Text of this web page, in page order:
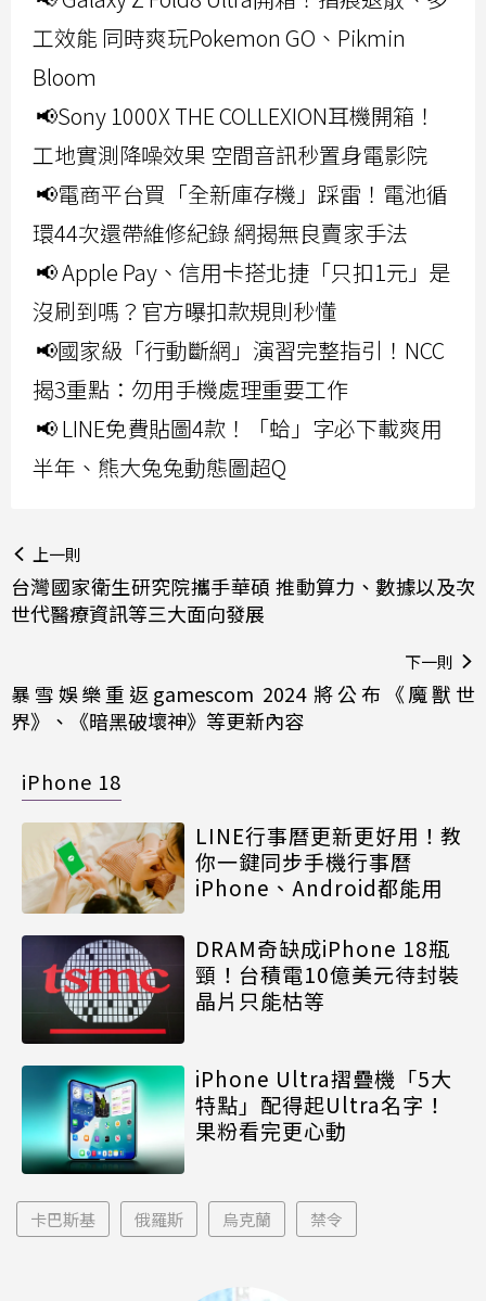
工效能 同時爽玩Pokemon GO、Pikmin
Bloom
📢Sony 1000X THE COLLEXION耳機開箱！
工地實測降噪效果 空間音訊秒置身電影院
📢電商平台買「全新庫存機」踩雷！電池循
環44次還帶維修紀錄 網揭無良賣家手法
📢 Apple Pay、信用卡搭北捷「只扣1元」是
沒刷到嗎？官方曝扣款規則秒懂
📢國家級「行動斷網」演習完整指引！NCC
揭3重點：勿用手機處理重要工作
📢 LINE免費貼圖4款！「蛤」字必下載爽用
半年、熊大兔兔動態圖超Q
上一則
台灣國家衛生研究院攜手華碩 推動算力、數據以及次
世代醫療資訊等三大面向發展
下一則
暴雪娛樂重返gamescom 2024 將公布《魔獸世
界》、《暗黑破壞神》等更新內容
iPhone 18
LINE行事曆更新更好用！教
你一鍵同步手機行事曆
iPhone、Android都能用
DRAM奇缺成iPhone 18瓶
頸！台積電10億美元待封裝
晶片只能枯等
iPhone Ultra摺疊機「5大
特點」配得起Ultra名字！
果粉看完更心動
卡巴斯基 俄羅斯 烏克蘭 禁令